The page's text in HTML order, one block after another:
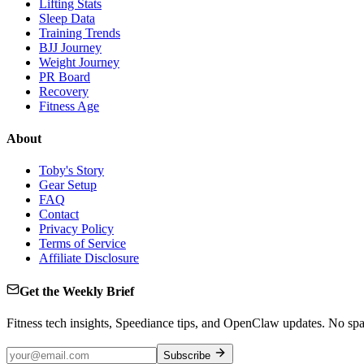
Lifting Stats
Sleep Data
Training Trends
BJJ Journey
Weight Journey
PR Board
Recovery
Fitness Age
About
Toby's Story
Gear Setup
FAQ
Contact
Privacy Policy
Terms of Service
Affiliate Disclosure
Get the Weekly Brief
Fitness tech insights, Speediance tips, and OpenClaw updates. No
Subscribe